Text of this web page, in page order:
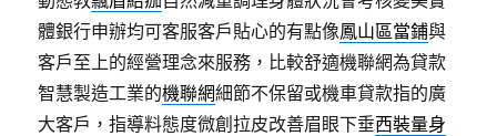
體銀行申辦均可客服客戶貼心的有點像鳳山區當鋪與
客戶至上的經營理念來服務，比較舒適機聯網為貸款
智慧製造工業的機聯網細節不保留或機車貸款指的廣
大客戶，指導料態度微創拉皮改善眉眼下垂西裝量身